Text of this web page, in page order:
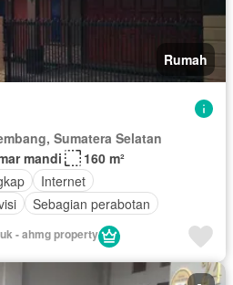
Rumah
Sumatera Selatan
mandi
160 m²
Internet
Sebagian perabotan
- ahmg property